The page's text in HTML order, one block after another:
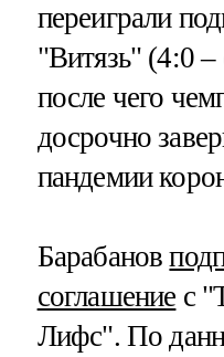
переиграли
"Витязь" (4:0 –
после чего
досрочно
пандемии
Барабанов
соглашение с
Лифс". По